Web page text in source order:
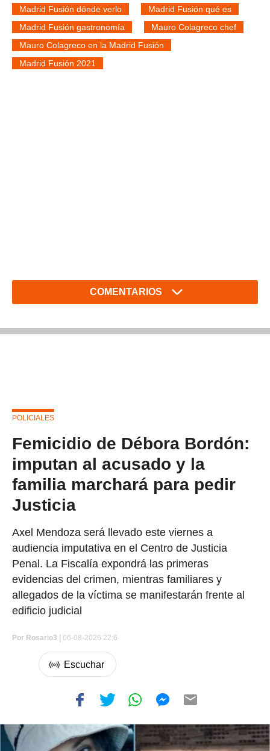
Madrid Fusión dónde verlo
Madrid Fusión qué es
Madrid Fusión gastronomía
Mauro Colagreco chef
Mauro Colagreco en la Madrid Fusión
Madrid Fusión 2021
COMENTARIOS